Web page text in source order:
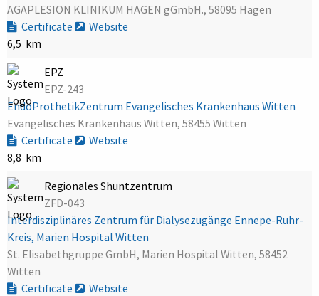
AGAPLESION KLINIKUM HAGEN gGmbH., 58095 Hagen
Certificate
Website
6,5 km
EPZ
EPZ-243
EndoProthetikZentrum Evangelisches Krankenhaus Witten
Evangelisches Krankenhaus Witten, 58455 Witten
Certificate
Website
8,8 km
Regionales Shuntzentrum
ZFD-043
Interdisziplinäres Zentrum für Dialysezugänge Ennepe-Ruhr-
Kreis, Marien Hospital Witten
St. Elisabethgruppe GmbH, Marien Hospital Witten, 58452
Witten
Certificate
Website